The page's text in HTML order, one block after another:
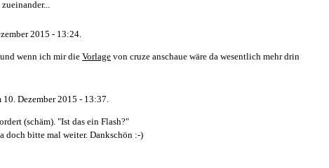
2015 - 13:24.
wenn ich mir die Vorlage von cruze anschaue wäre da wesentlich mehr drin
10. Dezember 2015 - 13:37.
(schäm). "Ist das ein Flash?"
doch bitte mal weiter. Dankschön :-)